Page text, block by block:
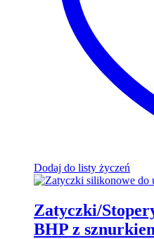
Dodaj do listy życzeń
Zatyczki/
BHP z